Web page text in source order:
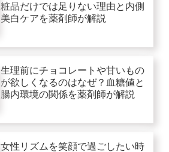
粧品だけでは足りない理由と内側
美白ケアを薬剤師が解説
生理前にチョコレートや甘いもの
が欲しくなるのはなぜ？血糖値と
腸内環境の関係を薬剤師が解説
女性リズムを笑顔で過ごしたい時